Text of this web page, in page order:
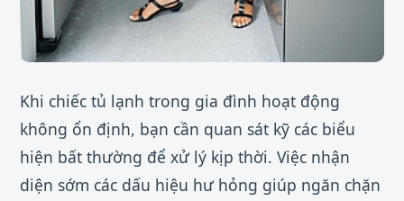
Khi chiếc tủ lạnh trong gia đình hoạt động
không ổn định, bạn cần quan sát kỹ các biểu
hiện bất thường để xử lý kịp thời. Việc nhận
diện sớm các dấu hiệu hư hỏng giúp ngăn chặn